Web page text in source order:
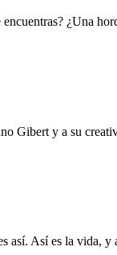
¿Una
Gibert y a su
así. Así es la vida,